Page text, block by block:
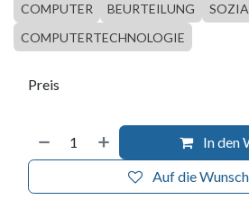
COMPUTER BEURTEILUNG
COMPUTERTECHNOLOGIE
In den
Auf die
Preis